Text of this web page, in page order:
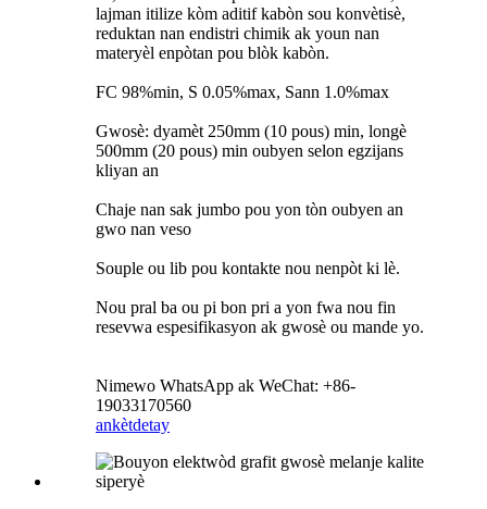
lajman itilize kòm aditif kabòn sou konvètisè,
reduktan nan endistri chimik ak youn nan
materyèl enpòtan pou blòk kabòn.
FC 98%min, S 0.05%max, Sann 1.0%max
Gwosè: dyamèt 250mm (10 pous) min, longè
500mm (20 pous) min oubyen selon egzijans
kliyan an
Chaje nan sak jumbo pou yon tòn oubyen an
gwo nan veso
Souple ou lib pou kontakte nou nenpòt ki lè.
Nou pral ba ou pi bon pri a yon fwa nou fin
resevwa espesifikasyon ak gwosè ou mande yo.
Nimewo WhatsApp ak WeChat: +86-
19033170560
ankètdetay